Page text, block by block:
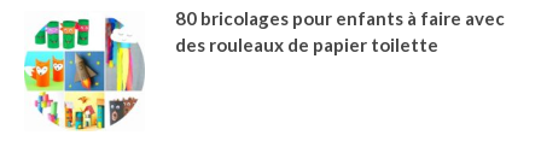
80 bricolages pour enfants à faire avec
des rouleaux de papier toilette